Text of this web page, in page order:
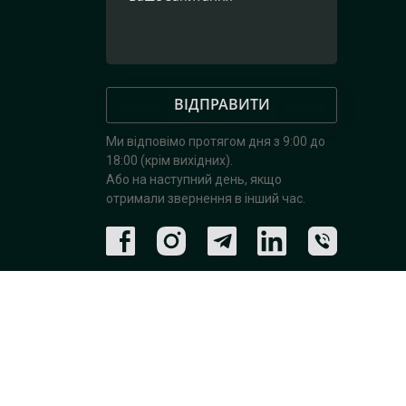
ВІДПРАВИТИ
Ми відповімо протягом дня з 9:00 до
18:00 (крім вихідних).
Або на наступний день, якщо
отримали звернення в інший час.